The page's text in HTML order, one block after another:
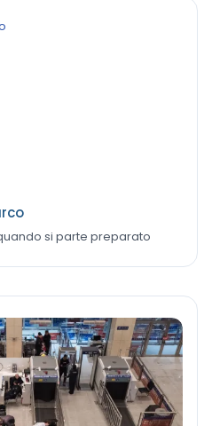
si parte preparato